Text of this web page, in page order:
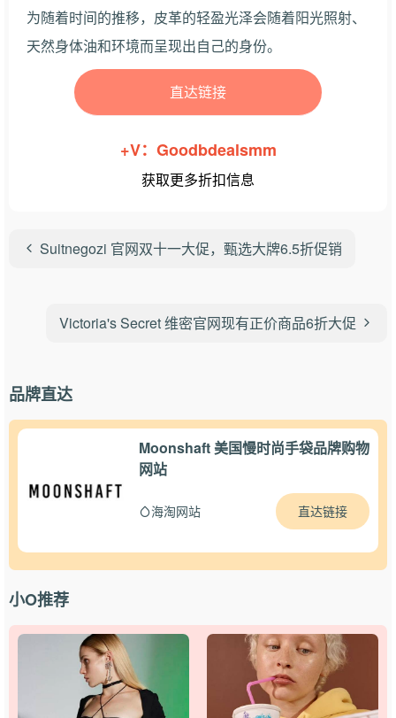
为随着时间的推移，皮革的轻盈光泽会随着阳光照射、
天然身体油和环境而呈现出自己的身份。
直达链接
+V：Goodbdealsmm
获取更多折扣信息
Suitnegozi 官网双十一大促，甄选大牌6.5折促销
Victoria's Secret 维密官网现有正价商品6折大促
品牌直达
Moonshaft 美国慢时尚手袋品牌购物
网站
海淘网站 直达链接
小O推荐